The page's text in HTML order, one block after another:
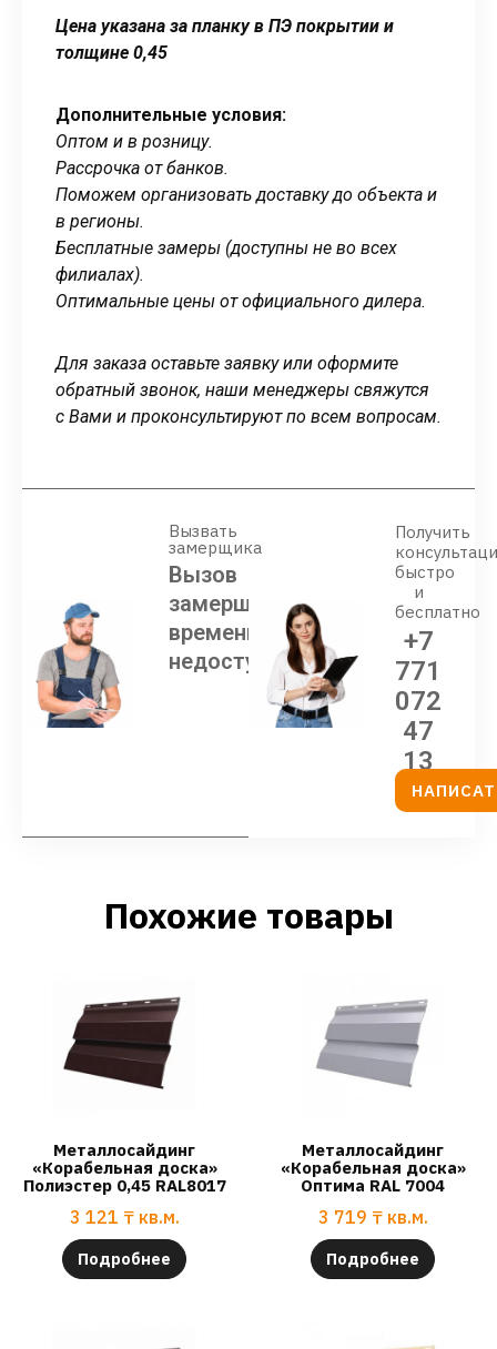
Цена указана за планку в ПЭ покрытии и
толщине 0,45
Дополнительные условия:
Оптом и в розницу.
Рассрочка от банков.
Поможем организовать доставку до объекта и
в регионы.
Бесплатные замеры (доступны не во всех
филиалах).
Оптимальные цены от официального дилера.
Для заказа оставьте заявку или оформите
обратный звонок, наши менеджеры свяжутся
с Вами и проконсультируют по всем вопросам.
Вызвать
замерщика
Вызов
замерщика
временно
недоступен
Получить
быстро
и
бесплатно
+7
771
072
47
13
Похожие товары
Металлосайдинг
«Корабельная доска»
Полиэстер 0,45 RAL8017
3 121 ₸ кв.м.
Подробнее
Металлосайдинг
«Корабельная доска»
Оптима RAL 7004
3 719 ₸ кв.м.
Подробнее